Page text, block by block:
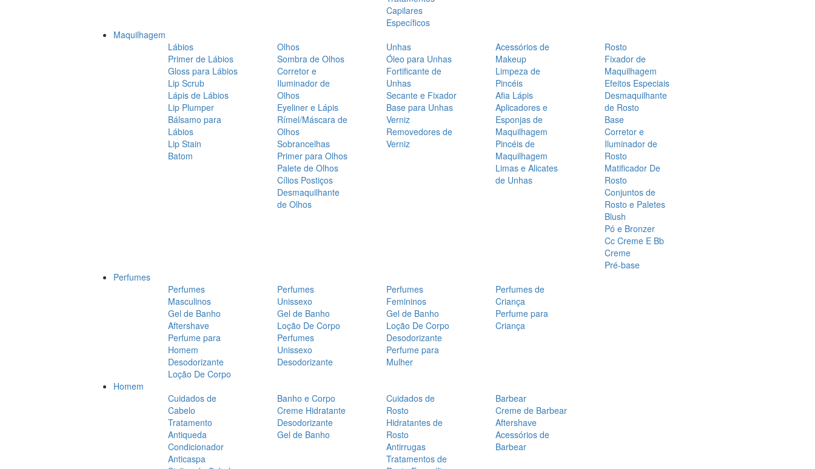
Capilares
Específicos
Maquilhagem
Lábios
Primer de Lábios
Gloss para Lábios
Lip Scrub
Lápis de Lábios
Lip Plumper
Bálsamo para
Lábios
Lip Stain
Batom
Olhos
Sombra de Olhos
Corretor e
Iluminador de
Olhos
Eyeliner e Lápis
Rímel/Máscara de
Olhos
Sobrancelhas
Primer para Olhos
Palete de Olhos
Cílios Postiços
Desmaquilhante
de Olhos
Unhas
Óleo para Unhas
Fortificante de
Unhas
Secante e Fixador
Base para Unhas
Verniz
Removedores de
Verniz
Acessórios de
Makeup
Limpeza de
Pincéis
Afia Lápis
Aplicadores e
Esponjas de
Maquilhagem
Pincéis de
Maquilhagem
Limas e Alicates
de Unhas
Rosto
Fixador de
Maquilhagem
Efeitos Especiais
Desmaquilhante
de Rosto
Base
Corretor e
Iluminador de
Rosto
Matificador De
Rosto
Conjuntos de
Rosto e Paletes
Blush
Pó e Bronzer
Cc Creme E Bb
Creme
Pré-base
Perfumes
Perfumes
Masculinos
Gel de Banho
Aftershave
Perfume para
Homem
Desodorizante
Loção De Corpo
Perfumes
Unissexo
Gel de Banho
Loção De Corpo
Perfumes
Unissexo
Desodorizante
Perfumes
Femininos
Gel de Banho
Loção De Corpo
Desodorizante
Perfume para
Mulher
Perfumes de
Criança
Perfume para
Criança
Homem
Cuidados de
Cabelo
Tratamento
Antiqueda
Condicionador
Anticaspa
Banho e Corpo
Creme Hidratante
Desodorizante
Gel de Banho
Cuidados de
Rosto
Hidratantes de
Rosto
Antirrugas
Tratamentos de
Barbear
Creme de Barbear
Aftershave
Acessórios de
Barbear